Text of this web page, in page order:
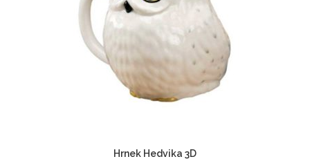
Hrnek Hedvika 3D